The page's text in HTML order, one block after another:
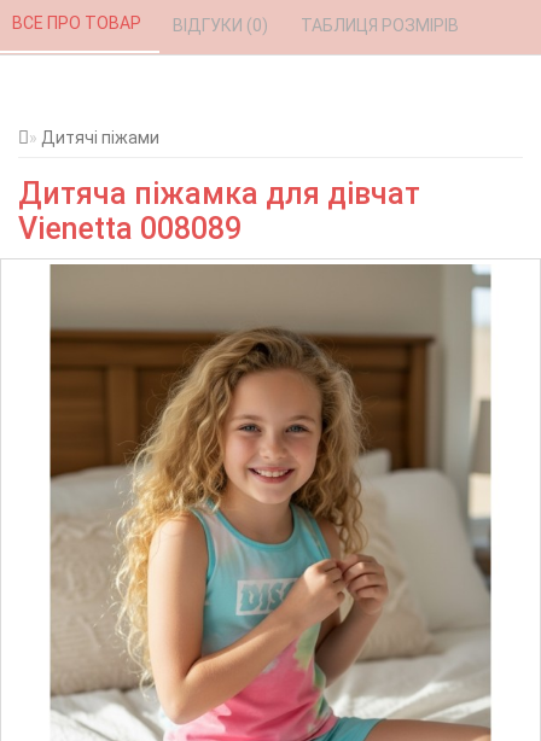
Дитячі піжами
Дитяча піжамка для дівчат
Vienetta 008089
ВСЕ ПРО ТОВАР ВІДГУКИ (0) ТАБЛИЦЯ РОЗМІРІВ